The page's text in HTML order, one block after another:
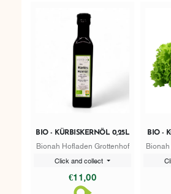
BIO - KÜRBISKERNÖL 0,25L
Bionah Hofladen Grottenhof
Click and collect
€11,00
BIO -
Bionah